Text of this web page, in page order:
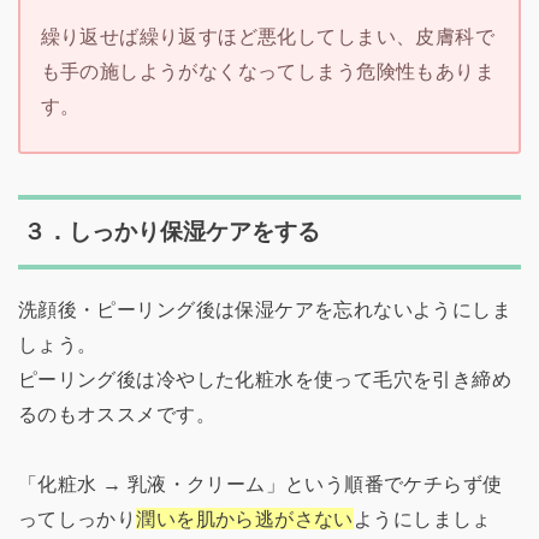
繰り返せば繰り返すほど悪化してしまい、皮膚科で
も手の施しようがなくなってしまう危険性もありま
す。
３．しっかり保湿ケアをする
洗顔後・ピーリング後は保湿ケアを忘れないようにしま
しょう。
ピーリング後は冷やした化粧水を使って毛穴を引き締め
るのもオススメです。
「化粧水 → 乳液・クリーム」という順番でケチらず使
ってしっかり潤いを肌から逃がさない ようにしましょ